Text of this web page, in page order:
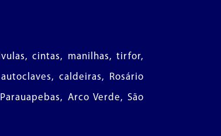
cintas, manilhas, tirfor,
caldeiras, Rosário
Arco Verde, São